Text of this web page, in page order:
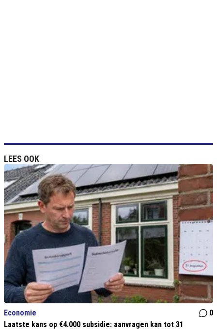
LEES OOK
Economie
0
Laatste kans op €4.000 subsidie: aanvragen kan tot 31